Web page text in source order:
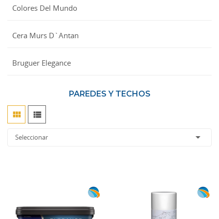
Colores Del Mundo
Cera Murs D`Antan
Bruguer Elegance
PAREDES Y TECHOS
 
Seleccionar 